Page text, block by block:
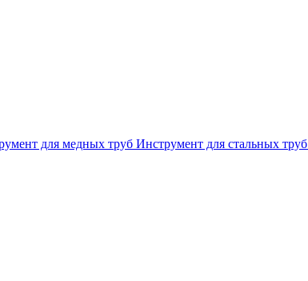
для медных труб Инструмент для стальных труб